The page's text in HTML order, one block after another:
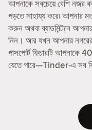
আপনাকে সবচেয়ে বেশি নজর
পড়তে সাহায্য করে৷ আপনার
করুন অথবা ব্যাডমিন্টনে
নিন। আর যখন আপনার
পাসপোর্ট ফিচারটি আপনাকে
যেতে পারে—Tinder-এ সব